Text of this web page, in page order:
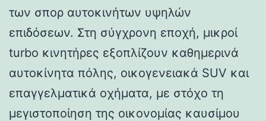
των σπορ αυτοκινήτων υψηλών
επιδόσεων. Στη σύγχρονη εποχή, μικροί
turbo κινητήρες εξοπλίζουν καθημερινά
αυτοκίνητα πόλης, οικογενειακά SUV και
επαγγελματικά οχήματα, με στόχο τη
μεγιστοποίηση της οικονομίας καυσίμου